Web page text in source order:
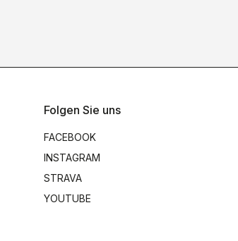
Folgen Sie uns
FACEBOOK
INSTAGRAM
STRAVA
YOUTUBE